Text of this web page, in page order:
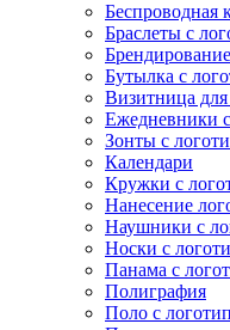
Беспроводная
Браслеты с
Бутылка с
Визитница
Ежедневники
Зонты с
Календари
Кружки с
Нанесение
Наушники с
Носки с
Панама с
Полиграфия
Поло с